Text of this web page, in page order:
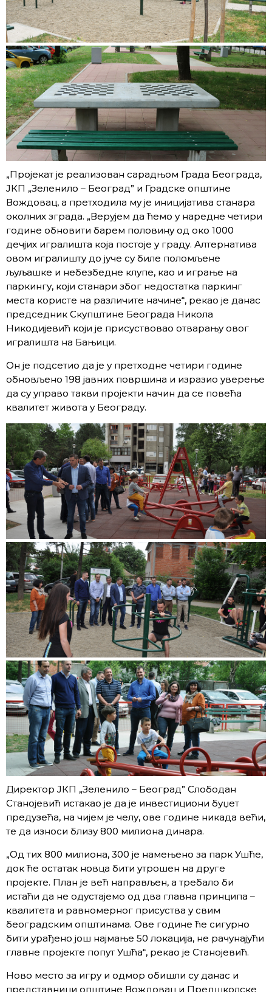
„Пројекат је реализован сарадњом Града Београда,
ЈКП „Зеленило – Београд” и Градске општине
Вождовац, а претходила му је иницијатива станара
околних зграда. „Верујем да ћемо у наредне четири
године обновити барем половину од око 1000
дечјих игралишта која постоје у граду. Алтернатива
овом игралишту до јуче су биле поломљене
љуљашке и небезбедне клупе, као и играње на
паркингу, који станари због недостатка паркинг
места користе на различите начине“, рекао је данас
председник Скупштине Београда Никола
Никодијевић који је присуствовао отварању овог
игралишта на Бањици.
Он је подсетио да је у претходне четири године
обновљено 198 јавних површина и изразио уверење
да су управо такви пројекти начин да се повећа
квалитет живота у Београду.
Директор ЈКП „Зеленило – Београд” Слободан
Станојевић истакао је да је инвестициони буџет
предузећа, на чијем је челу, ове године никада већи,
те да износи близу 800 милиона динара.
„Од тих 800 милиона, 300 је намењено за парк Ушће,
док ће остатак новца бити утрошен на друге
пројекте. План је већ направљен, а требало би
истаћи да не одустајемо од два главна принципа –
квалитета и равномерног присуства у свим
београдским општинама. Ове године ће сигурно
бити урађено још најмање 50 локација, не рачунајући
главне пројекте попут Ушћа“, рекао је Станојевић.
Ново место за игру и одмор обишли су данас и
представници општине Вождовац и Предшколске